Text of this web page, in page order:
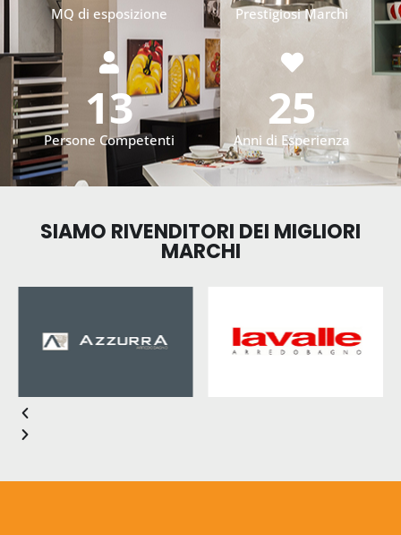
MQ di esposizione Prestigiosi Marchi
Persone Competenti
13
Anni di Esperienza
25
SIAMO RIVENDITORI DEI MIGLIORI
MARCHI